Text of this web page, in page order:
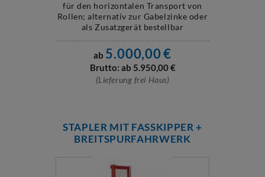
für den horizontalen Transport von
Rollen; alternativ zur Gabelzinke oder
als Zusatzgerät bestellbar
ab 5.000,00€
Brutto: ab 5.950,00€
(Lieferung frei Haus)
STAPLER MIT FASSKIPPER +
BREITSPURFAHRWERK